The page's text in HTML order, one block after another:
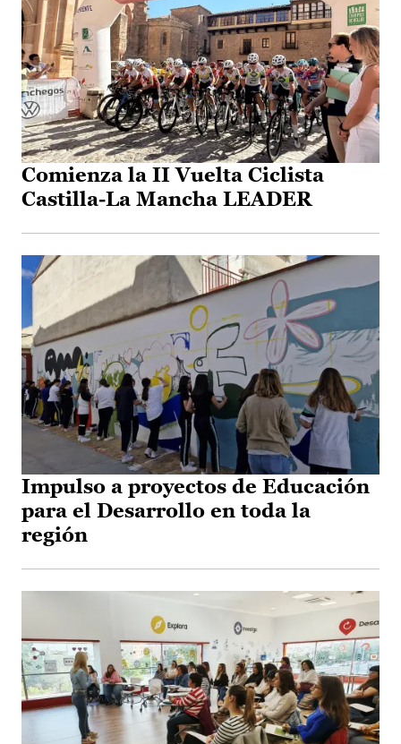
Comienza la II Vuelta Ciclista
Castilla-La Mancha LEADER
Impulso a proyectos de Educación
para el Desarrollo en toda la
región